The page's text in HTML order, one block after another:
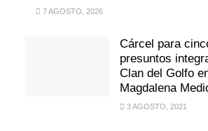
7 AGOSTO, 2026
Cárcel para
presuntos
Clan del Golfo
Magdalena
3 AGOSTO, 2021